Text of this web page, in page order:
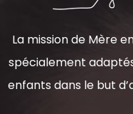
La mission de Mère
spécialement
enfants dans le but